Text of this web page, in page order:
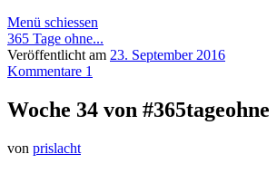
Menü schiessen
365 Tage ohne...
Veröffentlicht am 23. September 2016
Kommentare 1
Woche 34 von #365tageohne
von prislacht